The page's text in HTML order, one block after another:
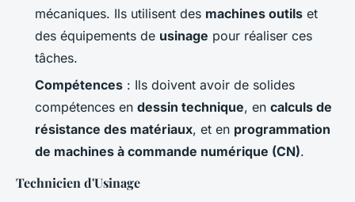
mécaniques. Ils utilisent des machines outils et
des équipements de usinage pour réaliser ces
tâches.
Compétences : Ils doivent avoir de solides
compétences en dessin technique, en calculs de
résistance des matériaux, et en programmation
de machines à commande numérique (CN).
Technicien d'Usinage